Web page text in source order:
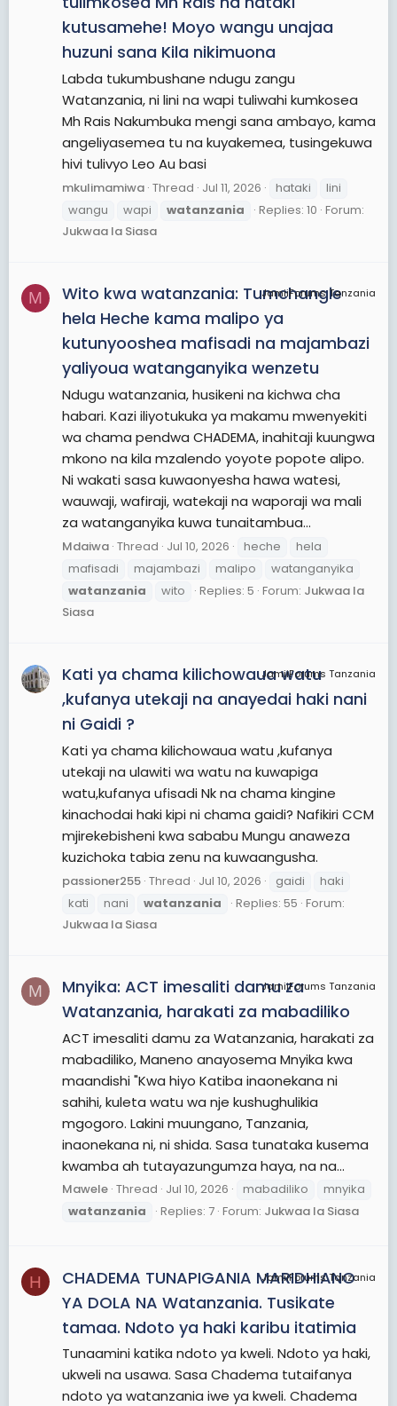
kutusamehe! Moyo wangu unajaa
huzuni sana Kila nikimuona
Labda tukumbushane ndugu zangu
Watanzania, ni lini na wapi tuliwahi kumkosea
Mh Rais Nakumbuka mengi sana ambayo, kama
angeliyasemea tu na kuyakemea, tusingekuwa
hivi tulivyo Leo Au basi
mkulimamiwa Thread Jul 11, 2026 hataki
lini
wangu
wapi watanzania Replies: 10 Forum:
Jukwaa la Siasa
M JamiiForums Tanzania
Wito kwa watanzania: Tumchangie
hela Heche kama malipo ya
kutunyooshea mafisadi na majambazi
yaliyoua watanganyika wenzetu
Ndugu watanzania, husikeni na kichwa cha
habari. Kazi iliyotukuka ya makamu mwenyekiti
wa chama pendwa CHADEMA, inahitaji kuungwa
mkono na kila mzalendo yoyote popote alipo.
Ni wakati sasa kuwaonyesha hawa watesi,
wauwaji, wafiraji, watekaji na waporaji wa mali
za watanganyika kuwa tunaitambua...
Mdaiwa Thread Jul 10, 2026 heche
hela
mafisadi
majambazi malipo
watanganyika
watanzania
wito Replies: 5 Forum: Jukwaa la
Siasa
JamiiForums Tanzania
Kati ya chama kilichowaua watu
,kufanya utekaji na anayedai haki nani
ni Gaidi ?
Kati ya chama kilichowaua watu ,kufanya
utekaji na ulawiti wa watu na kuwapiga
watu,kufanya ufisadi Nk na chama kingine
kinachodai haki kipi ni chama gaidi? Nafikiri CCM
mjirekebisheni kwa sababu Mungu anaweza
kuzichoka tabia zenu na kuwaangusha.
passioner255 Thread Jul 10, 2026 gaidi
haki
kati
nani watanzania Replies: 55 Forum:
Jukwaa la Siasa
M JamiiForums Tanzania
Mnyika: ACT imesaliti damu za
Watanzania, harakati za mabadiliko
ACT imesaliti damu za Watanzania, harakati za
mabadiliko, Maneno anayosema Mnyika kwa
maandishi "Kwa hiyo Katiba inaonekana ni
sahihi, kuleta watu wa nje kushughulikia
mgogoro. Lakini muungano, Tanzania,
inaonekana ni, ni shida. Sasa tunataka kusema
kwamba ah tutayazungumza haya, na na...
Mawele Thread Jul 10, 2026 mabadiliko
mnyika
watanzania
Replies: 7 Forum: Jukwaa la Siasa
H JamiiForums Tanzania
CHADEMA TUNAPIGANIA MARIDHIANO
YA DOLA NA Watanzania. Tusikate
tamaa. Ndoto ya haki karibu itatimia
Tunaamini katika ndoto ya kweli. Ndoto ya haki,
ukweli na usawa. Sasa Chadema tutaifanya
ndoto ya watanzania iwe ya kweli. Chadema